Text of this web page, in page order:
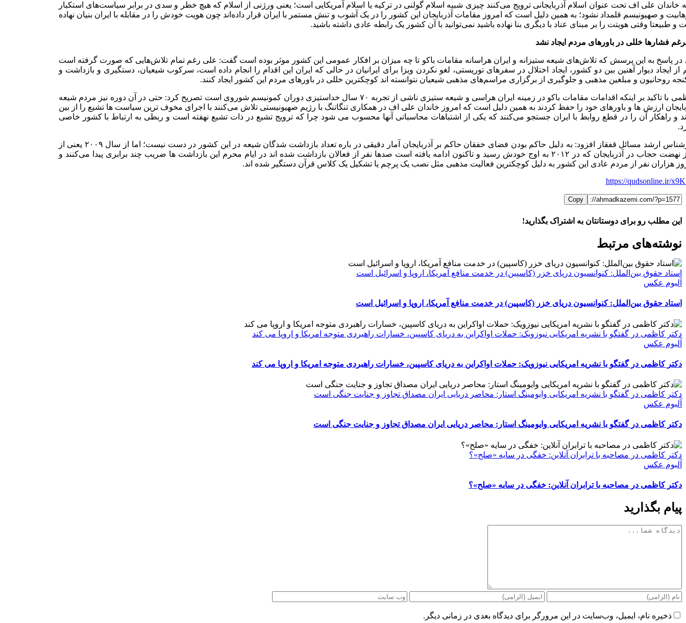
خاندان علی اف تحت عنوان اسلام آذربایجانی ترویج می‌کنند چیزی شبیه اسلام گولنی در ترکیه یا اسلام آمریکایی است؛ یعنی ورژنی از اسلام که هیچ خطر و سدی در برابر سیاست‌های استکبار
و صهیونیسم قلمداد نشود؛ به همین دلیل است که امروز مقامات آذربایجان این کشور را در یک آشوب و تنش مستمر با ایران قرار داده‌اند چون هویت خودش را در مقابله با ایران بنیان نهاده
و طبیعتا وقتی هویتت را بر مبنای عناد با دیگری بنا نهاده باشید نمی‌توانید با آن کشور یک رابطه عادی داشته باشید.
فشارها خللی در باورهای مردم ایجاد نشد
پاسخ به این پرسش که تلاش‌های شیعه ستیزانه و ایران هراسانه مقامات باکو تا چه میزان بر افکار عمومی این کشور موثر بوده است گفت: علی رغم تمام تلاش‌هایی که صورت گرفته است
از ایجاد دیوار آهنین بین دو کشور، ایجاد اختلال در سفرهای توریستی، لغو نکردن ویزا برای ایرانیان در حالی که ایران این اقدام را انجام داده است، سرکوب شیعیان، دستگیری و بازداشت و
روحانیون و مبلغین مذهبی و جلوگیری از برگزاری مراسم‌های مذهبی شیعیان نتوانسته اند کوچکترین خللی در باورهای مردم این کشور ایجاد کنند.
کاظمی با تاکید بر اینکه اقدامات مقامات باکو در زمینه ایران هراسی و شیعه ستیزی ناشی از تجربه ۷۰ سال خداستیزی دوران کمونیسم شوروی است تصریح کرد: حتی در آن دوره نیز مردم شیعه
ارزش ها و باورهای خود را حفظ کردند به همین دلیل است که امروز خاندان علی اف در همکاری تنگاتنگ با رژیم صهیونیستی تلاش می‌کنند با اجرای مخوف ترین سیاست ها تشیع را از بین
و راهکار آن را در قطع روابط با ایران جستجو می‌کنند که یکی از اشتباهات محاسباتی آنها محسوب می شود چرا که ترویج تشیع در ذات تشیع نهفته است و ربطی به ارتباط با کشور خاصی
کارشناس ارشد مسائل قفقاز افزود: به دلیل حاکم بودن فضای خفقان حاکم بر آذربایجان آمار دقیقی در باره تعداد بازداشت شدگان شیعه در این کشور در دست نیست؛ اما از سال ۲۰۰۹ یعنی از
آغاز نهضت حجاب در آذربایجان که در ۲۰۱۲ به اوج خودش رسید و تاکنون ادامه یافته است صدها نفر از فعالان بازداشت شده اند در ایام محرم این بازداشت ها ضریب چند برابری پیدا می‌کنند و
هزاران نفر از مردم عادی این کشور به دلیل کوچکترین فعالیت مذهبی مثل نصب یک پرچم یا تشکیل یک کلاس قرآن دستگیر شده اند.
https://qudsonline.ir/
Copy
این مطلب رو برای دوستانتان به اشتراک بگذارید!
FacebookX
LinkedIn
WhatsApp
Telegram
ایمیل
نوشته‌‌های مرتبط
استاد حقوق بین‌الملل: کنوانسیون دریای خزر (کاسپین) در خدمت منافع آمریکا، اروپا و اسرائیل است
آلبوم عکس
استاد حقوق بین‌الملل: کنوانسیون دریای خزر (کاسپین) در خدمت منافع آمریکا، اروپا و اسرائیل است
دکتر کاظمی در گفتگو با نشریه امریکایی نیوزویک: حملات اواکراین به دریای کاسپین، خسارات راهبردی متوجه امریکا و اروپا می کند
آلبوم عکس
دکتر کاظمی در گفتگو با نشریه امریکایی نیوزویک: حملات اواکراین به دریای کاسپین، خسارات راهبردی متوجه امریکا و اروپا می کند
دکتر کاظمی در گفتگو با نشریه امریکایی وایومینگ استار: محاصر دریایی ایران مصداق تجاوز و جنایت جنگی است
آلبوم عکس
دکتر کاظمی در گفتگو با نشریه امریکایی وایومینگ استار: محاصر دریایی ایران مصداق تجاوز و جنایت جنگی است
دکتر کاظمی در مصاحبه با ترابران آنلاین: خفگی در سایه «صلح»؟
آلبوم عکس
دکتر کاظمی در مصاحبه با ترابران آنلاین: خفگی در سایه «صلح»؟
پیام بگذارید
دیدگاه
ذخیره نام، ایمیل، وب‌سایت در این مرورگر برای دیدگاه بعدی در زمانی دیگر.